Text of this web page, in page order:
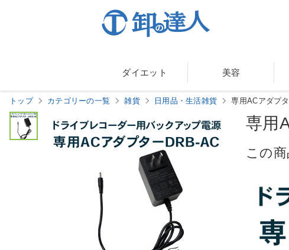
ダイエット 美容
トップ カテゴリーの一覧 雑貨 日用品・生活雑貨 専用ACアダプ
専用
この